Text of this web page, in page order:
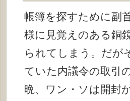
帳簿を探すために副
様に見覚えのある銅
られてしまう。だが
ていた内議令の取引
晩、ワン・ソは開封